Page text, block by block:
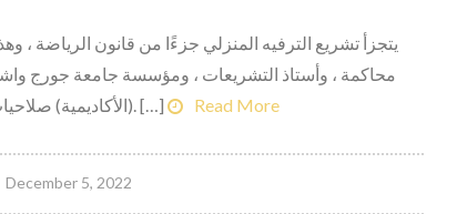
يتجزأ تشريع الترفيه المنزلي جزءًا من قانون الرياضة ،
محاكمة ، وأستاذ التشريعات ، ومؤسسة جامعة جورج
(الأكاديمية) صلاحيات واسعة على أعضائها ، بما في ذلك ويل سميث. […]
Read More
December 5, 2022